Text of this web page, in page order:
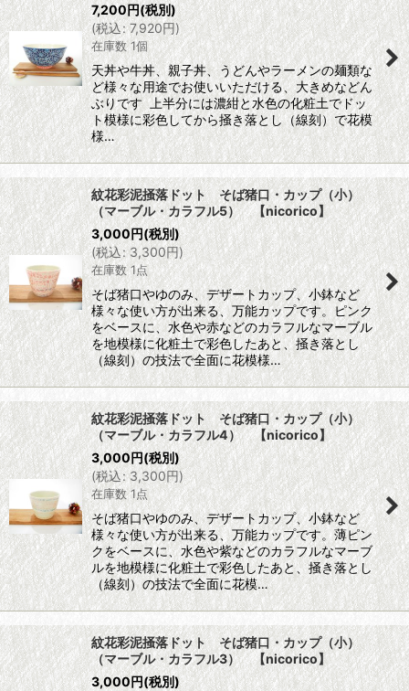
7,200円(税別)
(税込: 7,920円)
在庫数 1個
天丼や牛丼、親子丼、うどんやラーメンの麺類な
ど様々な用途でお使いいただける、大きめなどん
ぶりです 上半分には濃紺と水色の化粧土でドッ
ト模様に彩色してから掻き落とし（線刻）で花模
様…
紋花彩泥掻落ドット そば猪口・カップ（小）
（マーブル・カラフル5） 【nicorico】
3,000円(税別)
(税込: 3,300円)
在庫数 1点
そば猪口やゆのみ、デザートカップ、小鉢など
様々な使い方が出来る、万能カップです。ピンク
をベースに、水色や赤などのカラフルなマーブル
を地模様に化粧土で彩色したあと、掻き落とし
（線刻）の技法で全面に花模様…
紋花彩泥掻落ドット そば猪口・カップ（小）
（マーブル・カラフル4） 【nicorico】
3,000円(税別)
(税込: 3,300円)
在庫数 1点
そば猪口やゆのみ、デザートカップ、小鉢など
様々な使い方が出来る、万能カップです。薄ピン
クをベースに、水色や紫などのカラフルなマーブ
ルを地模様に化粧土で彩色したあと、掻き落とし
（線刻）の技法で全面に花模…
紋花彩泥掻落ドット そば猪口・カップ（小）
（マーブル・カラフル3） 【nicorico】
3,000円(税別)